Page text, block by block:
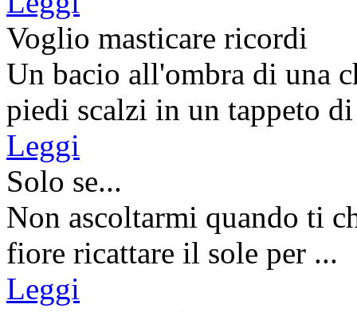
Voglio masticare ricordi
Un bacio all'ombra di una
piedi scalzi in un tappeto
Leggi
Solo se...
Non ascoltarmi quando ti
fiore ricattare il sole per ...
Leggi